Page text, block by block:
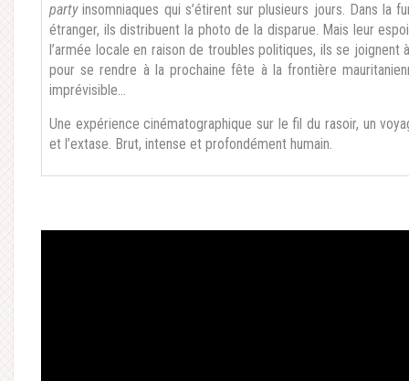
partyinsomniaques qui s’étirent sur plusieurs jours. Dans la
étranger, ils distribuent la photo de la disparue. Mais leur
l’armée locale en raison de troubles politiques, ils se
pour se rendre à la prochaine fête à la frontière
imprévisible…
Une expérience cinématographique sur le fil du rasoir, un
et l’extase. Brut, intense et profondément humain.